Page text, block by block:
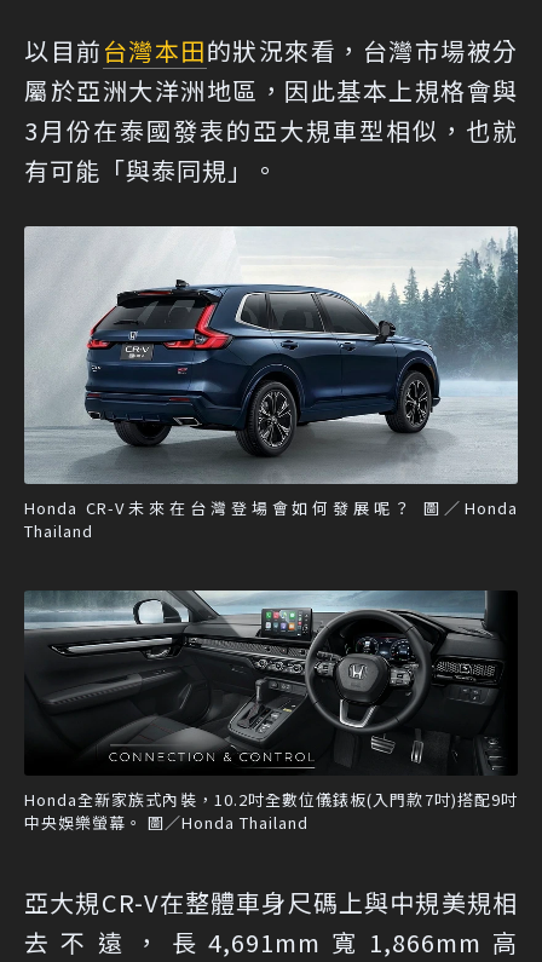
以目前台灣本田的狀況來看，台灣市場被分
屬於亞洲大洋洲地區，因此基本上規格會與
3月份在泰國發表的亞大規車型相似，也就
有可能「與泰同規」。
Honda CR-V未來在台灣登場會如何發展呢？ 圖／Honda
Thailand
Honda全新家族式內裝，10.2吋全數位儀錶板(入門款7吋)搭配9吋
中央娛樂螢幕。 圖／Honda Thailand
亞大規CR-V在整體車身尺碼上與中規美規相
去不遠，長4,691mm寬1,866mm高